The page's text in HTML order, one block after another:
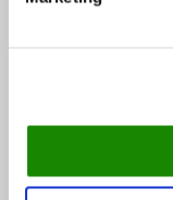
Oslo-guide: